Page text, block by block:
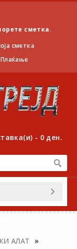
сметка.
сметка
Плаќање
- 0 ден.
АЛАТ »